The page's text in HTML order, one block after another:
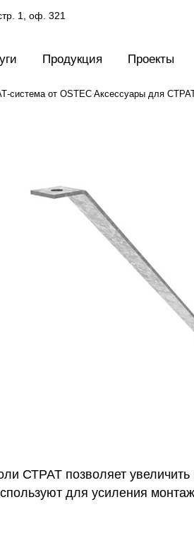
1, оф. 321
Продукция Проекты
система от OSTECАксессуары для
СТРАТ позволяет
для усиления